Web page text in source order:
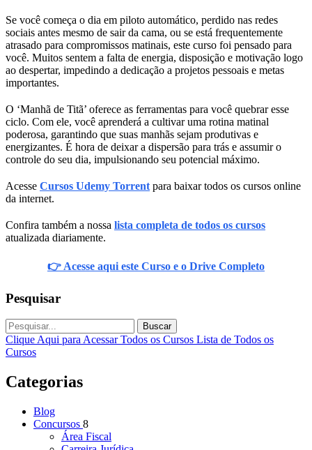
Se você começa o dia em piloto automático, perdido nas redes
sociais antes mesmo de sair da cama, ou se está frequentemente
atrasado para compromissos matinais, este curso foi pensado para
você. Muitos sentem a falta de energia, disposição e motivação logo
ao despertar, impedindo a dedicação a projetos pessoais e metas
importantes.
O ‘Manhã de Titã’ oferece as ferramentas para você quebrar esse
ciclo. Com ele, você aprenderá a cultivar uma rotina matinal
poderosa, garantindo que suas manhãs sejam produtivas e
energizantes. É hora de deixar a dispersão para trás e assumir o
controle do seu dia, impulsionando seu potencial máximo.
Acesse Cursos Udemy Torrent para baixar todos os cursos online
da internet.
Confira também a nossa lista completa de todos os cursos
atualizada diariamente.
👉 Acesse aqui este Curso e o Drive Completo
Pesquisar
Buscar
Clique Aqui para Acessar Todos os Cursos Lista de Todos os
Cursos
Categorias
Blog
Concursos 8
Área Fiscal